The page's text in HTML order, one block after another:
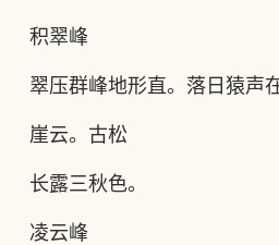
积翠峰
翠压群峰地形直。落日猿声
崖云。古松
长露三秋色。
凌云峰